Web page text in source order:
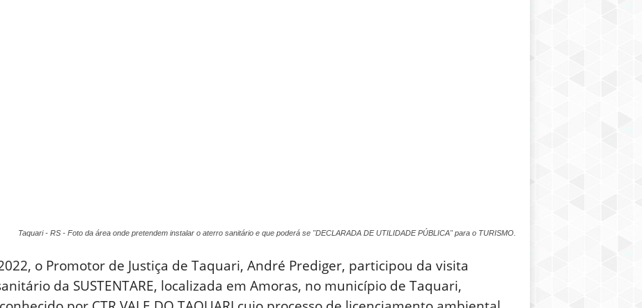
Taquari - RS - Foto da área onde pretendem instalar o aterro sanitário e que poderá se "DECLARADA DE UTILIDADE PÚBLICA" para o TURISMO.
o Promotor de Justiça de Taquari, André Prediger, participou da visita
da SUSTENTARE, localizada em Amoras, no município de Taquari,